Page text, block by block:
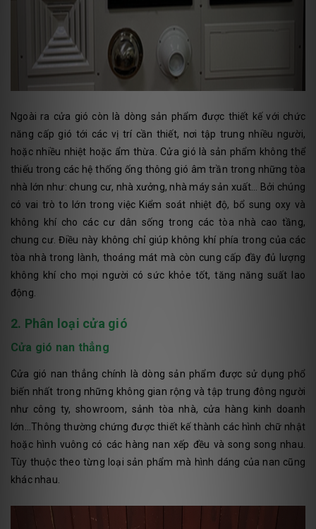
Ngoài ra cửa gió còn là dòng sản phẩm được thiết kế với chức
năng cấp gió tới các vị trí cần thiết, nơi tập trung nhiều người,
hoặc nhiều nhiệt hoặc ẩm thừa. Cửa gió là sản phẩm không thể
thiếu trong các hệ thống ống thông gió âm trần trong những tòa
nhà lớn như: chung cư, nhà xưởng, nhà máy sản xuất… Bởi chúng
có vai trò to lớn trong việc Kiểm soát nhiệt độ, bổ sung oxy và
không khí cho các cư dân sống trong các tòa nhà cao tầng,
chung cư. Điều này không chỉ giúp không khí phía trong của các
tòa nhà trong lành, thoáng mát mà còn cung cấp đầy đủ lượng
không khí cho mọi người có sức khỏe tốt, tăng năng suất lao
động.
2. Phân loại cửa gió
Cửa gió nan thẳng
Cửa gió nan thẳng chính là dòng sản phẩm được sử dụng phổ
biến nhất trong những không gian rộng và tập trung đông người
như công ty, showroom, sảnh tòa nhà, cửa hàng kinh doanh
lớn...Thông thường chứng được thiết kế thành các hình chữ nhật
hoặc hình vuông có các hàng nan xếp đều và song song nhau.
Tùy thuộc theo từng loại sản phẩm mà hình dáng của nan cũng
khác nhau.